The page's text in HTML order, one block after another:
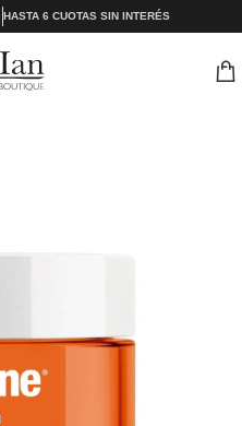
HASTA 6 CUOTAS SIN INTERÉS